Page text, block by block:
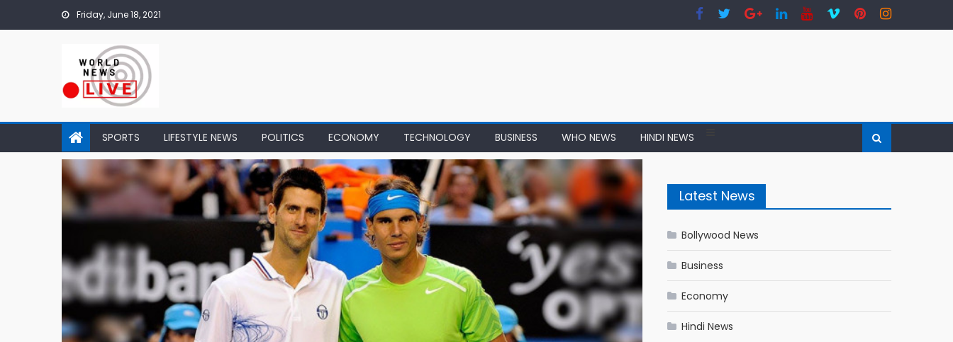
Skip to content Friday, June 18, 2021
SPORTS LIFESTYLE NEWS POLITICS ECONOMY TECHNOLOGY BUSINESS WHO NEWS HINDI NEWS
Latest News
Bollywood News
Business
Economy
Hindi News